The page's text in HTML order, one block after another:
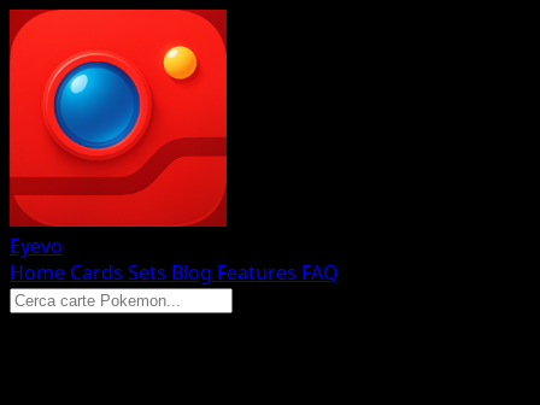
Eyevo
Home Cards Sets Blog Features FAQ